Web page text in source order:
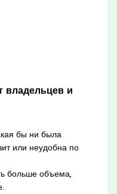
владельцев и
бы ни была
или неудобна по
больше объема,